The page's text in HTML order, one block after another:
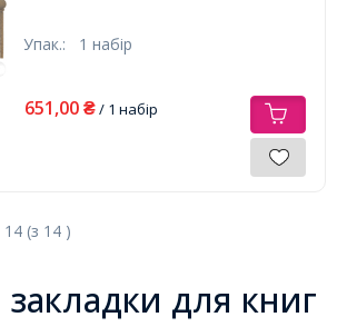
Упак.: 1 набір
651,00 ₴/ 1 набір
14 (з 14 )
закладки для книг